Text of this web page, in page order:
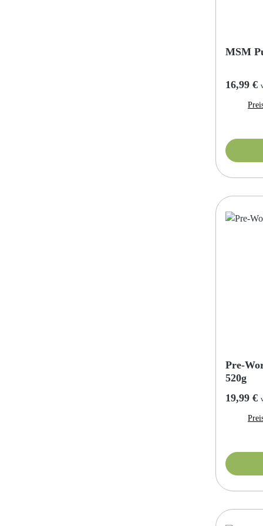
MSM
16,99 €
Pre-
520g
19,99 €